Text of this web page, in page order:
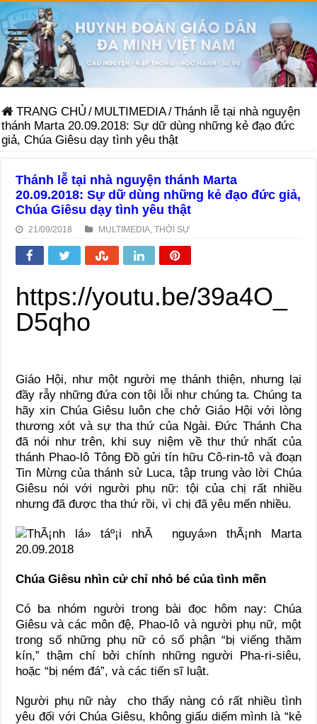
TRANG CHỦ / MULTIMEDIA/Thánh lễ tại nhà nguyện
thánh Marta 20.09.2018: Sự dữ dùng những kẻ đạo đức
giả, Chúa Giêsu dạy tình yêu thật
Thánh lễ tại nhà nguyện thánh Marta
20.09.2018: Sự dữ dùng những kẻ đạo đức giả,
Chúa Giêsu dạy tình yêu thật
21/09/2018 MULTIMEDIA ,THỜI SỰ
https://youtu.be/39a4O_
D5qho
Giáo Hội, như một người mẹ thánh thiện, nhưng lại
đầy rẫy những đứa con tội lỗi như chúng ta. Chúng ta
hãy xin Chúa Giêsu luôn che chở Giáo Hội với lòng
thương xót và sự tha thứ của Ngài. Đức Thánh Cha
đã nói như trên, khi suy niệm về thư thứ nhất của
thánh Phao-lô Tông Đồ gửi tín hữu Cô-rin-tô và đoạn
Tin Mừng của thánh sử Luca, tập trung vào lời Chúa
Giêsu nói với người phụ nữ: tội của chị rất nhiều
nhưng đã được tha thứ rồi, vì chị đã yêu mến nhiều.
Chúa Giêsu nhìn cử chỉ nhỏ bé của tình mến
Có ba nhóm người trong bài đọc hôm nay: Chúa
Giêsu và các môn đệ, Phao-lô và người phụ nữ, một
trong số những phụ nữ có số phận “bị viếng thăm
kín,” thậm chí bởi chính những người Pha-ri-siêu,
hoặc “bị ném đá”, và các tiến sĩ luật.
Người phụ nữ này cho thấy nàng có rất nhiều tình
yêu đối với Chúa Giêsu, không giấu diếm mình là “kẻ